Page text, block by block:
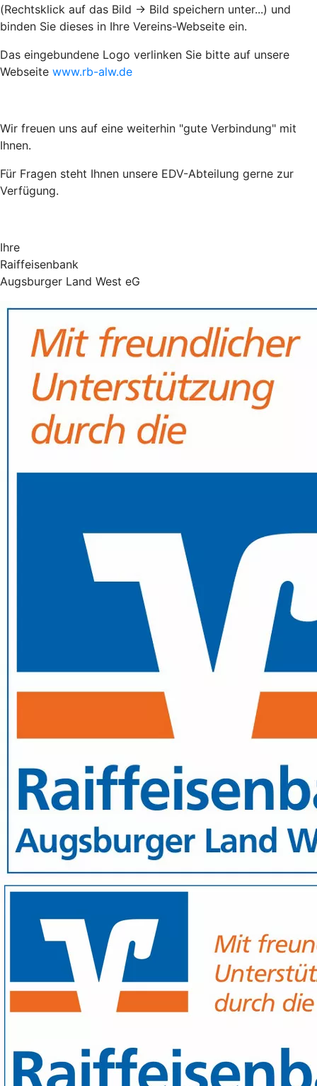
(Rechtsklick auf das Bild -> Bild speichern unter...) und
binden Sie dieses in Ihre Vereins-Webseite ein.
Das eingebundene Logo verlinken Sie bitte auf unsere
Webseite www.rb-alw.de
Wir freuen uns auf eine weiterhin "gute Verbindung" mit
Ihnen.
Für Fragen steht Ihnen unsere EDV-Abteilung gerne zur
Verfügung.
Ihre
Raiffeisenbank
Augsburger Land West eG